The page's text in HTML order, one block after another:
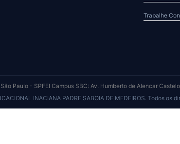
Trabalhe
Paulo - SPFEI Campus SBC: Av. Humberto de Alencar
INACIANA PADRE SABOIA DE MEDEIROS. Todos os